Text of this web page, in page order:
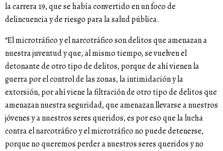
la carrera 19, que se había convertido en un foco de
delincuencia y de riesgo para la salud pública.
“El microtráfico y el narcotráfico son delitos que amenazan a
nuestra juventud y que, al mismo tiempo, se vuelven el
detonante de otro tipo de delitos, porque de ahí vienen la
guerra por el control de las zonas, la intimidación y la
extorsión, por ahí viene la filtración de otro tipo de delitos que
amenazan nuestra seguridad, que amenazan llevarse a nuestros
jóvenes y a nuestros seres queridos, es por eso que la lucha
contra el narcotráfico y el microtráfico no puede detenerse,
porque no queremos perder a nuestros seres queridos y no